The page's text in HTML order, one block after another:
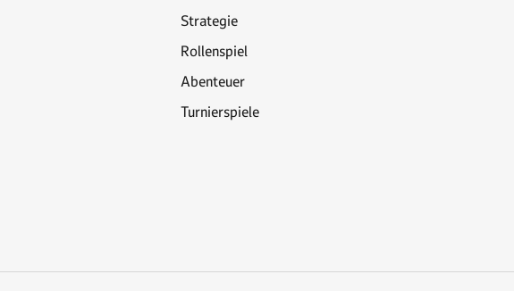
Strategie
Rollenspiel
Abenteuer
Turnierspiele